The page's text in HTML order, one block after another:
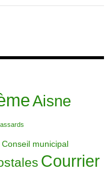
Aisne
Conseil municipal
Courrier